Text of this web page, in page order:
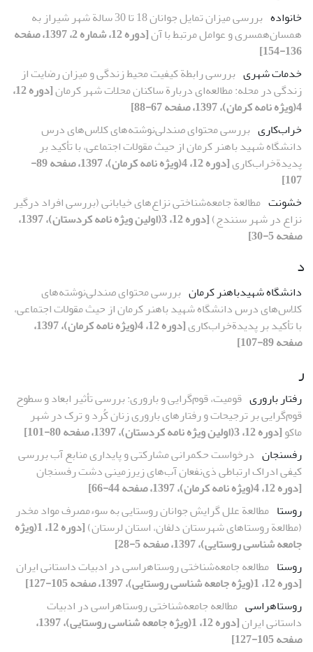
خانواده
بررسی میزان تمایل جوانان 18 تا 30 سالة شهر شیراز به
همسان‌همسری و عوامل مرتبط با آن
[دوره 12، شماره 2، 1397، صفحه
136-154]
خدمات شهری بررسی رابطة کیفیت محیط زندگی و میزان رضایت از
زندگی در محله: مطالعه‌ای دربارة ساکنان محلات شهر کرمان
[دوره 12،
4(ویژه نامه کرمان)، 1397، صفحه 67-88]
خراب‌کاری بررسی محتوای صندلی‌نوشته‌های کلاس‌های درس
دانشگاه شهید باهنر کرمان از حیث مقولات اجتماعی، با تأکید بر
پدیدةخراب‌کاری
[دوره 12، 4(ویژه نامه کرمان)، 1397، صفحه 89-
107]
خشونت مطالعة جامعه‌شناختی نزاع‌های خیابانی (بررسی افراد درگیر
نزاع در شهر سنندج)
[دوره 12، 3(اولین ویژه نامه کردستان)، 1397،
صفحه 5-30]
د
دانشگاه شهیدباهنر کرمان بررسی محتوای صندلی‌نوشته‌های
کلاس‌های درس دانشگاه شهید باهنر کرمان از حیث مقولات اجتماعی،
با تأکید بر پدیدةخراب‌کاری
[دوره 12، 4(ویژه نامه کرمان)، 1397،
صفحه 89-107]
ر
رفتار باروری قومیت، قوم‌گرایی و باروری: بررسی تأثیر ابعاد و سطوح
قوم‌گرایی بر ترجیحات و رفتارهای باروری زنان کُرد و ترک در شهر
ماکو[دوره 12، 3(اولین ویژه نامه کردستان)، 1397، صفحه 80-101]
رفسنجان درخواست حکمرانی مشارکتی و پایداری منابع آب بررسی
کیفی ادراک ارتباطی ذی‌نفعان آب‌های زیرزمینی دشت رفسنجان
[دوره 12، 4(ویژه نامه کرمان)، 1397، صفحه 44-66]
روستا مطالعة علل گرایش جوانان روستایی به سوءمصرف مواد مخدر
(مطالعة روستاهای شهرستان دلفان، استان لرستان)
[دوره 12، 1(ویژه
جامعه شناسی روستایی)، 1397، صفحه 5-28]
روستا مطالعه جامعه‌شناختی روستاهراسی در ادبیات داستانی ایران
[دوره 12، 1(ویژه جامعه شناسی روستایی)، 1397، صفحه 105-127]
روستاهراسی مطالعه جامعه‌شناختی روستاهراسی در ادبیات
داستانی ایران
[دوره 12، 1(ویژه جامعه شناسی روستایی)، 1397،
صفحه 105-127]